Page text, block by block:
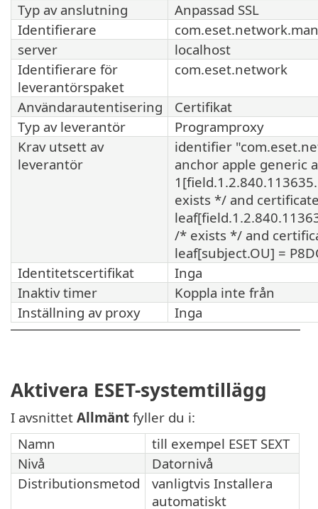
Typ av anslutning
Anpassad SSL
Identifierare
server
localhost
Identifierare för
leverantörspaket
com.eset.network
Användarautentisering
Certifikat
Typ av leverantör
Programproxy
Krav utsett av
leverantör
identifier
anchor apple generic
exists */ and
/* exists */ and
leaf[subject.OU] =
Identitetscertifikat
Inga
Inaktiv timer
Koppla inte från
Inställning av proxy
Inga
Aktivera ESET-systemtillägg
I avsnittet Allmänt fyller du i:
Namn
till exempel ESET SEXT
Nivå
Datornivå
Distributionsmetod
vanligtvis Installera
automatiskt